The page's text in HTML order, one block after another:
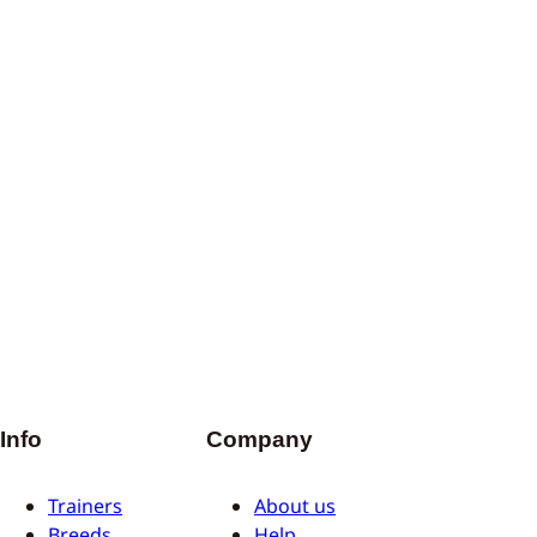
Info
Trainers
Company
About us